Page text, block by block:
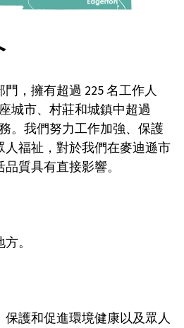
，擁有超過 225 名工作人
城市、村莊和城鎮中超過
。我們努力工作加強、保護
福祉，對於我們在麥迪遜市
質具有直接影響。
。
護和促進環境健康以及眾人